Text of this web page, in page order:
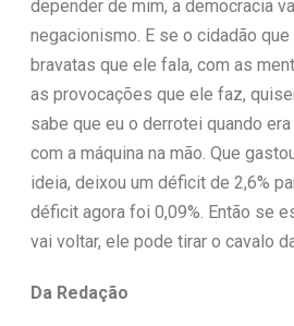
depender de mim, a democracia
negacionismo. E se o cidadão
bravatas que ele fala, com as
as provocações que ele faz,
sabe que eu o derrotei quando
com a máquina na mão. Que
ideia, deixou um déficit de 2,6%
déficit agora foi 0,09%. Então se
vai voltar, ele pode tirar o cavalo
Da Redação